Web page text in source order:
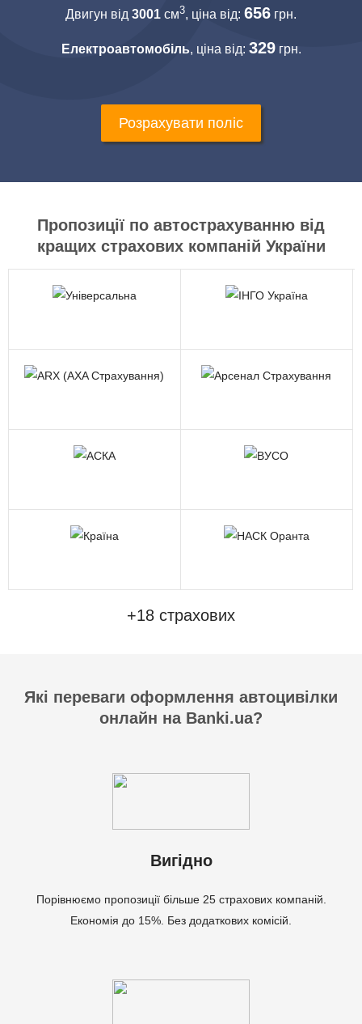
Двигун від 3001 см3, ціна від: 656 грн.
Електроавтомобіль, ціна від: 329грн.
Розрахувати поліс
Пропозиції по автострахуванню від
кращих страхових компаній України
+18 страхових
Які переваги оформлення автоцивілки
онлайн на Banki.ua?
Вигідно
Порівнюємо пропозиції більше 25 страхових компаній.
Економія до 15%. Без додаткових комісій.